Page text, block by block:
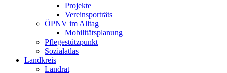
Projekte
Vereinsporträts
ÖPNV im Alltag
Mobilitätsplanung
Pflegestützpunkt
Sozialatlas
Landkreis
Landrat